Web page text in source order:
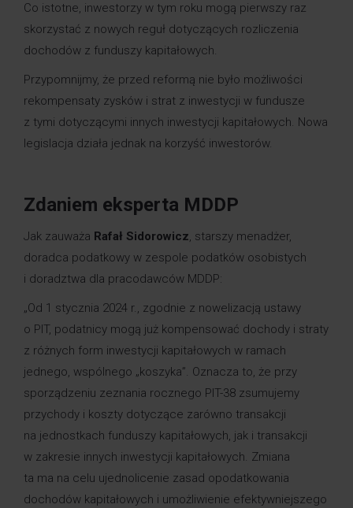
Co istotne, inwestorzy w tym roku mogą pierwszy raz
skorzystać z nowych reguł dotyczących rozliczenia
dochodów z funduszy kapitałowych.
Przypomnijmy, że przed reformą nie było możliwości
rekompensaty zysków i strat z inwestycji w fundusze
z tymi dotyczącymi innych inwestycji kapitałowych. Nowa
legislacja działa jednak na korzyść inwestorów.
Zdaniem eksperta MDDP
Jak zauważa Rafał Sidorowicz, starszy menadżer,
doradca podatkowy w zespole podatków osobistych
i doradztwa dla pracodawców MDDP:
„Od 1 stycznia 2024 r., zgodnie z nowelizacją ustawy
o PIT, podatnicy mogą już kompensować dochody i straty
z różnych form inwestycji kapitałowych w ramach
jednego, wspólnego „koszyka”. Oznacza to, że przy
sporządzeniu zeznania rocznego PIT-38 zsumujemy
przychody i koszty dotyczące zarówno transakcji
na jednostkach funduszy kapitałowych, jak i transakcji
w zakresie innych inwestycji kapitałowych. Zmiana
ta ma na celu ujednolicenie zasad opodatkowania
dochodów kapitałowych i umożliwienie efektywniejszego